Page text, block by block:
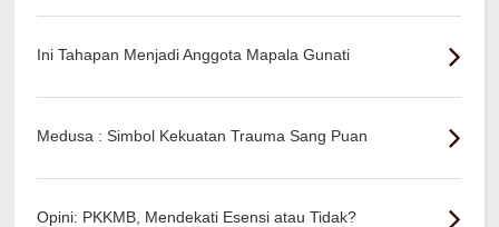
Ini Tahapan Menjadi Anggota Mapala Gunati
Medusa : Simbol Kekuatan Trauma Sang Puan
Opini: PKKMB, Mendekati Esensi atau Tidak?